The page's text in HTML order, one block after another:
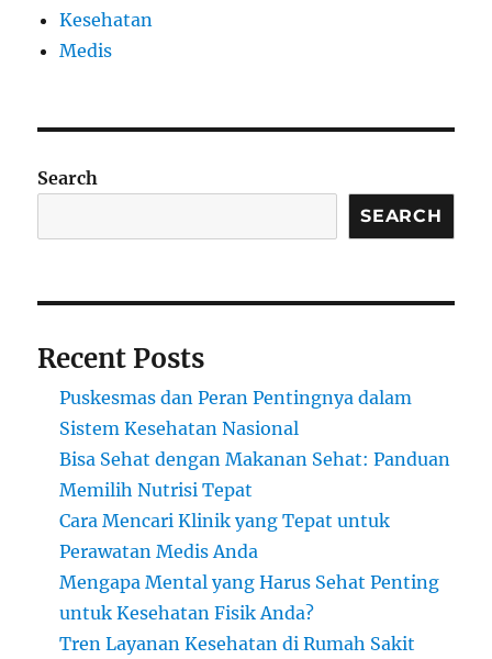
Kesehatan
Medis
Search
SEARCH
Recent Posts
Puskesmas dan Peran Pentingnya dalam
Sistem Kesehatan Nasional
Bisa Sehat dengan Makanan Sehat: Panduan
Memilih Nutrisi Tepat
Cara Mencari Klinik yang Tepat untuk
Perawatan Medis Anda
Mengapa Mental yang Harus Sehat Penting
untuk Kesehatan Fisik Anda?
Tren Layanan Kesehatan di Rumah Sakit